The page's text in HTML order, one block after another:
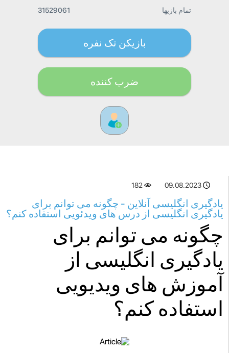
تمام بازیها 31529061
بازیکن تک نفره
ضرب کننده
09.08.2023
182
یادگیری انگلیسی آنلاین - چگونه می توانم برای
یادگیری انگلیسی از درس های ویدئویی استفاده کنم؟
چگونه می توانم برای
یادگیری انگلیسی از
آموزش های ویدیویی
استفاده کنم؟